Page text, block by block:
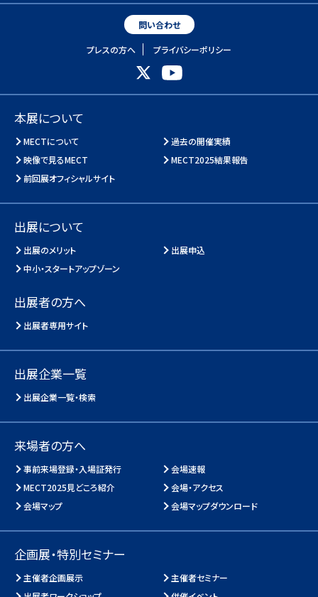
問い合わせ
プレスの方へ プライバシーポリシー
本展について
MECTについて
過去の開催実績
映像で見るMECT
MECT2025結果報告
前回展オフィシャルサイト
出展について
出展のメリット
出展申込
中小・スタートアップゾーン
出展者の方へ
出展者専用サイト
出展企業一覧
出展企業一覧・検索
来場者の方へ
事前来場登録・入場証発行
会場速報
MECT2025見どころ紹介
会場・アクセス
会場マップ
会場マップダウンロード
企画展・特別セミナー
主催者企画展示
主催者セミナー